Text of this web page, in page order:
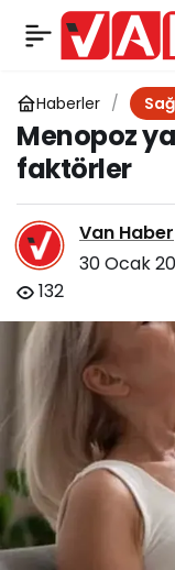
Haberler
Menopoz
faktörler
Van Haber
30 Ocak
132
Dikkat! Soğuk
kalp yükünü